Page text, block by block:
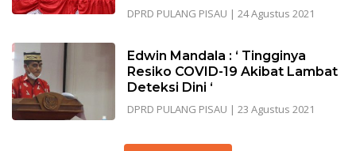
DPRD PULANG PISAU | 24 Agustus 2021
Edwin Mandala : ‘ Tingginya
Resiko COVID-19 Akibat Lambat
Deteksi Dini ‘
DPRD PULANG PISAU | 23 Agustus 2021